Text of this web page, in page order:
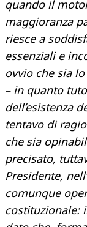
quando il
maggioranza
riesce a
essenziali e
ovvio che sia
– in quanto
dell’esistenza
tentavo di
che sia
precisato,
Presidente,
comunque
costituzionale: